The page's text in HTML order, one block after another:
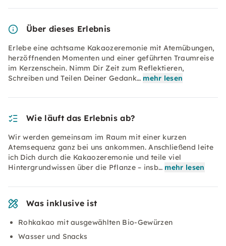
Über dieses Erlebnis
Erlebe eine achtsame Kakaozeremonie mit Atemübungen,
herzöffnenden Momenten und einer geführten Traumreise
im Kerzenschein. Nimm Dir Zeit zum Reflektieren,
Schreiben und Teilen Deiner Gedank… mehr lesen
Wie läuft das Erlebnis ab?
Wir werden gemeinsam im Raum mit einer kurzen
Atemsequenz ganz bei uns ankommen. Anschließend leite
ich Dich durch die Kakaozeremonie und teile viel
Hintergrundwissen über die Pflanze – insb… mehr lesen
Was inklusive ist
Rohkakao mit ausgewählten Bio-Gewürzen
Wasser und Snacks